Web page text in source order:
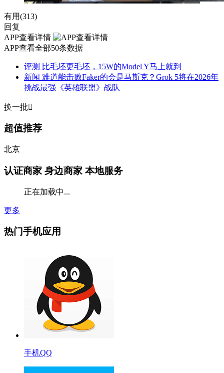
有用(313)
回复
APP查看详情
APP查看全部50条数据
评测 比毛坯更毛坯，15W的Model Y马上就到
新闻 难道能击败Faker的会是马斯克？Grok 5将在2026年
挑战最强《英雄联盟》战队
换一批
超值推荐
北京
认证商家 身边商家 本地服务
正在加载中...
更多
热门手机应用
手机QQ